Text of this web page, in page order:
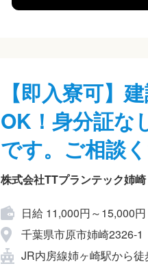
【即入寮可】
OK！身分証な
です。ご相談く
株式会社TTプランテック姉崎
日給 11,000円～15,000円
千葉県市原市姉崎2326-1
JR内房線姉ヶ崎駅から徒